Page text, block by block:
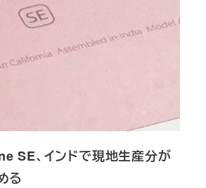
SE、インドで現地生産分が
る